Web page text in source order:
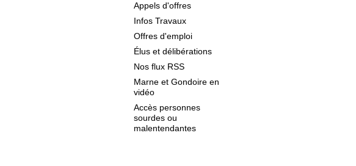
Appels d'offres
Infos Travaux
Offres d'emploi
Élus et délibérations
Nos flux RSS
Marne et Gondoire en
vidéo
Accès personnes
sourdes ou
malentendantes